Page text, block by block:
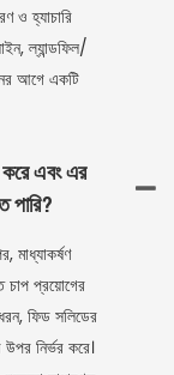
ও হ্যাচারি
ল্যান্ডফিল/
আগে একটি
করে এবং এর
পারি?
মাধ্যাকর্ষণ
চাপ প্রয়োগের
ফিড সলিডের
নির্ভর করে।